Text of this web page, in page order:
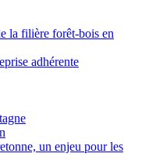
la filière forêt-bois en
adhérente
un enjeu pour les